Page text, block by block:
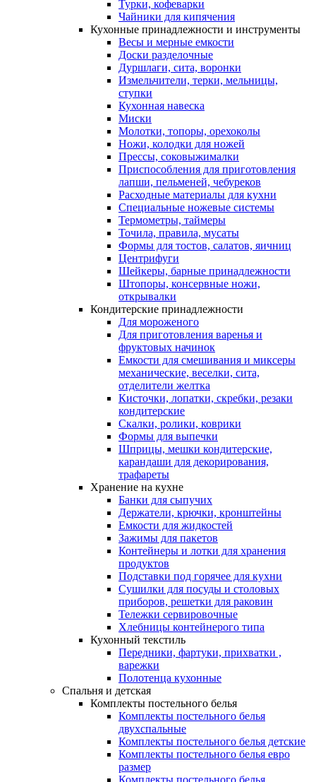
Турки, кофеварки
Чайники для кипячения
Кухонные принадлежности и инструменты
Весы и мерные емкости
Доски разделочные
Дуршлаги, сита, воронки
Измельчители, терки, мельницы,
ступки
Кухонная навеска
Миски
Молотки, топоры, орехоколы
Ножи, колодки для ножей
Прессы, соковыжималки
Приспособления для приготовления
лапши, пельменей, чебуреков
Расходные материалы для кухни
Специальные ножевые системы
Термометры, таймеры
Точила, правила, мусаты
Формы для тостов, салатов, яичниц
Центрифуги
Шейкеры, барные принадлежности
Штопоры, консервные ножи,
открывалки
Кондитерские принадлежности
Для мороженого
Для приготовления варенья и
фруктовых начинок
Емкости для смешивания и миксеры
механические, веселки, сита,
отделители желтка
Кисточки, лопатки, скребки, резаки
кондитерские
Скалки, ролики, коврики
Формы для выпечки
Шприцы, мешки кондитерские,
карандаши для декорирования,
трафареты
Хранение на кухне
Банки для сыпучих
Держатели, крючки, кронштейны
Емкости для жидкостей
Зажимы для пакетов
Контейнеры и лотки для хранения
продуктов
Подставки под горячее для кухни
Сушилки для посуды и столовых
приборов, решетки для раковин
Тележки сервировочные
Хлебницы контейнерого типа
Кухонный текстиль
Передники, фартуки, прихватки ,
варежки
Полотенца кухонные
Спальня и детская
Комплекты постельного белья
Комплекты постельного белья
двухспальные
Комплекты постельного белья детские
Комплекты постельного белья евро
размер
Комплекты постельного белья